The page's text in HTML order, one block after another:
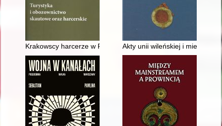
Krakowscy harcerze w PTTK Akty unii wileńskiej i